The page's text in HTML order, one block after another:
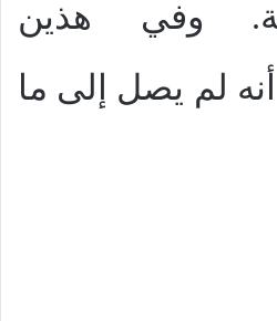
وفي هذين
لم يصل إلى ما